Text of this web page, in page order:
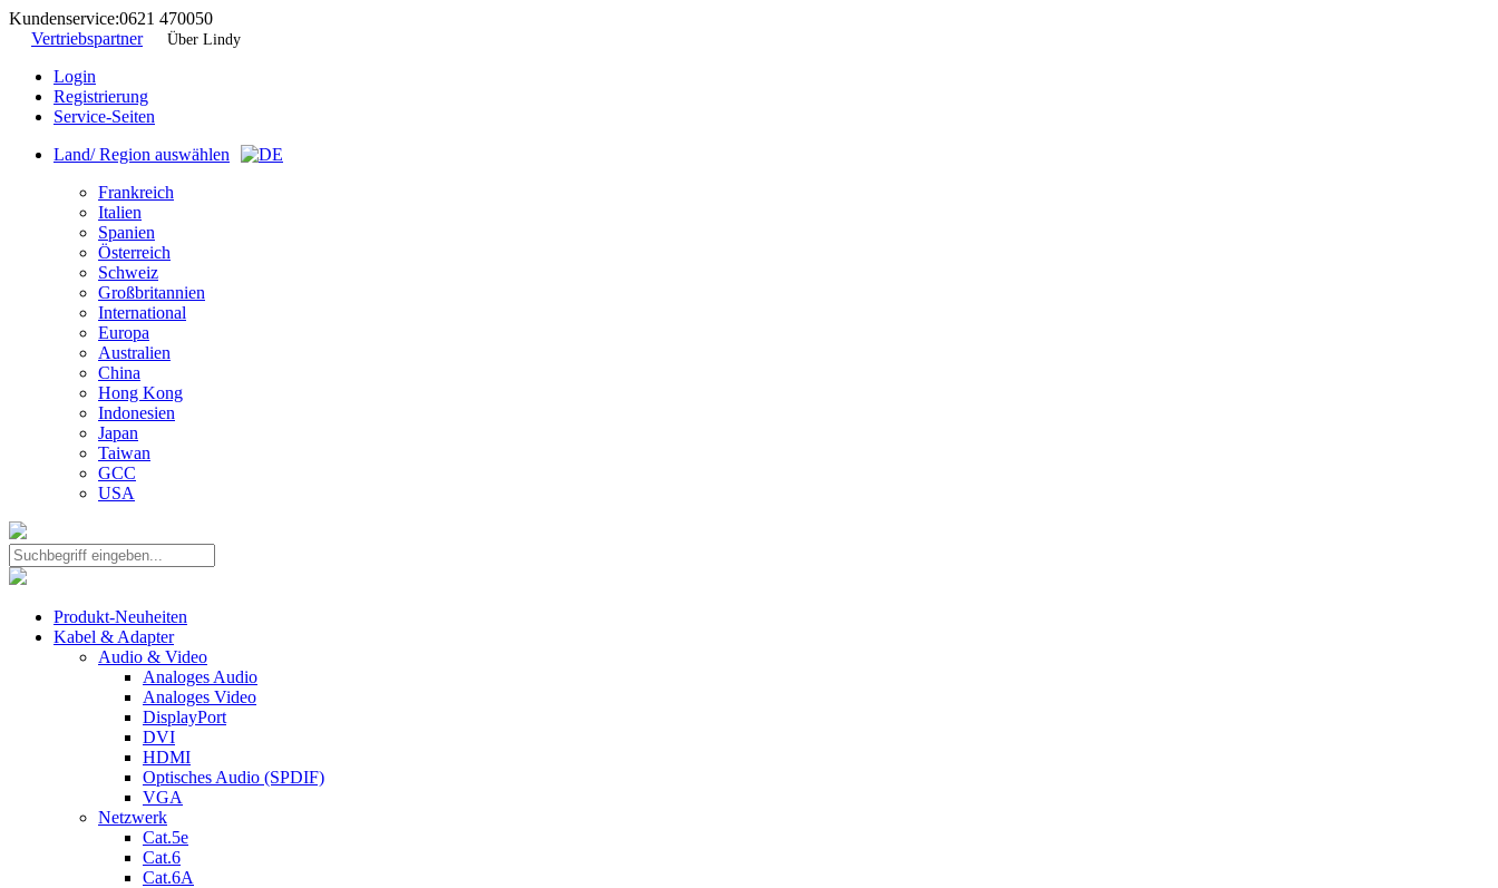
Kundenservice:0621 470050
Vertriebspartner
Über Lindy
Login
Registrierung
Service-Seiten
Land/ Region auswählen
Frankreich
Italien
Spanien
Österreich
Schweiz
Großbritannien
International
Europa
Australien
China
Hong Kong
Indonesien
Japan
Taiwan
GCC
USA
Produkt-Neuheiten
Kabel & Adapter
Audio & Video
Analoges Audio
Analoges Video
DisplayPort
DVI
HDMI
Optisches Audio (SPDIF)
VGA
Netzwerk
Cat.5e
Cat.6
Cat.6A